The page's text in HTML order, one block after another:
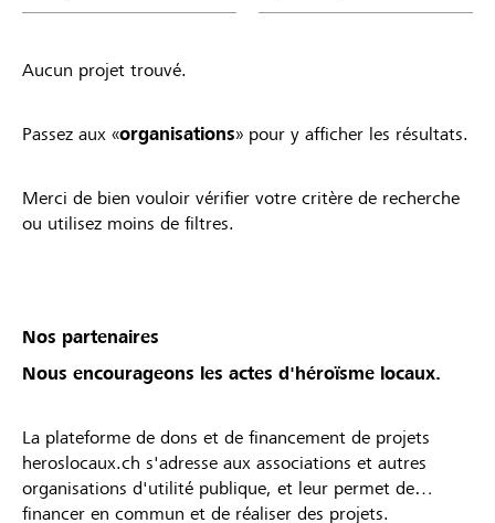
Aucun projet trouvé.
Passez aux «organisations» pour y afficher les résultats.
Merci de bien vouloir vérifier votre critère de recherche
ou utilisez moins de filtres.
Nos partenaires
Nous encourageons les actes d'héroïsme locaux.
La plateforme de dons et de financement de projets
heroslocaux.ch s'adresse aux associations et autres
organisations d'utilité publique, et leur permet de
financer en commun et de réaliser des projets.